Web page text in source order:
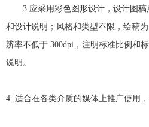
3.应采用彩色图形设计，设计图稿
和设计说明；风格和类型不限，绘稿
辨率不低于 300dpi，注明标准比例和
说明。
4. 适合在各类介质的媒体上推广使用